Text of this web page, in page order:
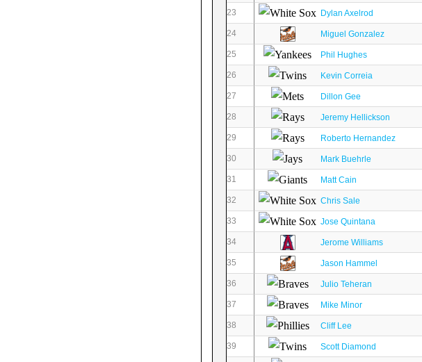
23 Dylan Axelrod
24 Miguel Gonzalez
25 Phil Hughes
26 Kevin Correia
27 Dillon Gee
28 Jeremy Hellickson
29 Roberto Hernandez
30 Mark Buehrle
31 Matt Cain
32 Chris Sale
33 Jose Quintana
34 Jerome Williams
35 Jason Hammel
36 Julio Teheran
37 Mike Minor
38 Cliff Lee
39 Scott Diamond